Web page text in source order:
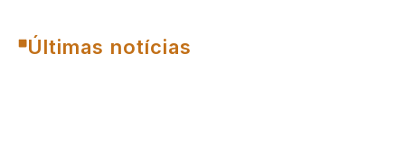
Últimas notícias